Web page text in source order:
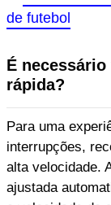
de futebol
É
rápida?
Para uma
interrupções,
alta velocidade.
ajustada